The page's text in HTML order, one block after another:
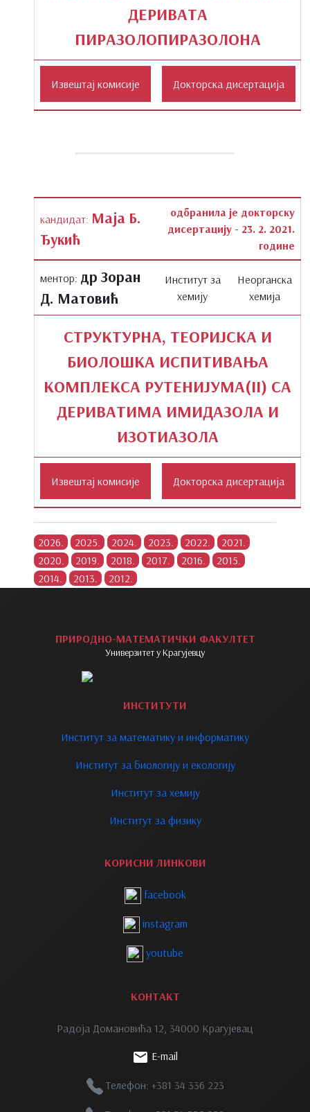
ДЕРИВАТА
ПИРАЗОЛОПИРАЗОЛОНА
кандидат: Маја Б.
Ђукић
одбранила је докторску
дисертацију - 23. 2. 2021.
године
ментор: др Зоран
Д. Матовић
Институт за
хемију
Неорганска
хемија
СТРУКТУРНА, ТЕОРИЈСКА И
БИОЛОШКА ИСПИТИВАЊА
КОМПЛЕКСА РУТЕНИЈУМА(II) СА
ДЕРИВАТИМА ИМИДАЗОЛА И
ИЗОТИАЗОЛА
ПРИРОДНО-МАТЕМАТИЧКИ ФАКУЛТЕТ
Универзитет у Крагујевцу
ИНСТИТУТИ
Институт за математику и информатику
Институт за биологију и екологију
Институт за хемију
Институт за физику
КОРИСНИ ЛИНКОВИ
facebook
instagram
youtube
КОНТАКТ
Радоја Домановића 12, 34000 Крагујевац
E-mail
Телефон: +381 34 336 223